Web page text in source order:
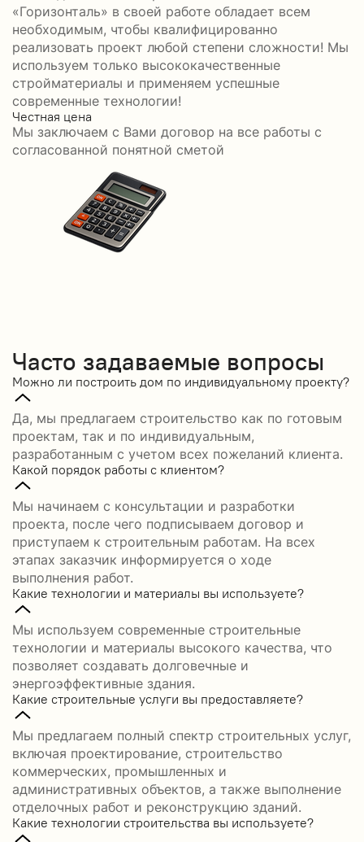
«Горизонталь» в своей работе обладает всем
необходимым, чтобы квалифицированно
реализовать проект любой степени сложности! Мы
используем только высококачественные
стройматериалы и применяем успешные
современные технологии!
Честная цена
Мы заключаем с Вами договор на все работы с
согласованной понятной сметой
Часто задаваемые вопросы
Можно ли построить дом по индивидуальному проекту?
Да, мы предлагаем строительство как по готовым
проектам, так и по индивидуальным,
разработанным с учетом всех пожеланий клиента.
Какой порядок работы с клиентом?
Мы начинаем с консультации и разработки
проекта, после чего подписываем договор и
приступаем к строительным работам. На всех
этапах заказчик информируется о ходе
выполнения работ.
Какие технологии и материалы вы используете?
Мы используем современные строительные
технологии и материалы высокого качества, что
позволяет создавать долговечные и
энергоэффективные здания.
Какие строительные услуги вы предоставляете?
Мы предлагаем полный спектр строительных услуг,
включая проектирование, строительство
коммерческих, промышленных и
административных объектов, а также выполнение
отделочных работ и реконструкцию зданий.
Какие технологии строительства вы используете?